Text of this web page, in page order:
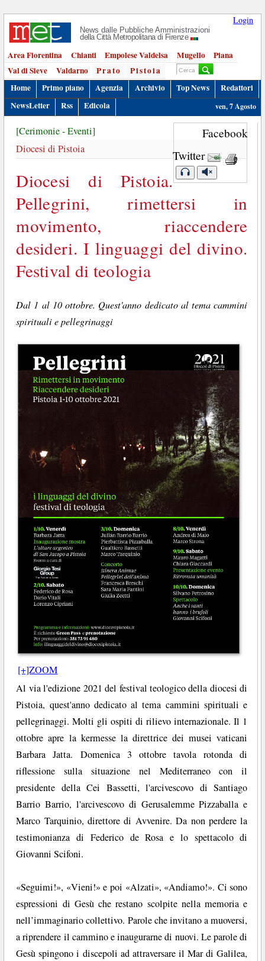
Login
News dalle Pubbliche Amministrazioni
della Città Metropolitana di Firenze
Area Fiorentina Chianti Empolese Valdelsa Mugello
Piana
Val di Sieve
Valdarno Prato
Pistoia
Home
Primo piano Agenzia Archivio Top News
Redattori
NewsLetter
Rss Edicola ven, 7 Agosto
Facebook
Twitter
[Cerimonie - Eventi]
Diocesi di Pistoia
Diocesi di Pistoia.
Pellegrini, rimettersi in
movimento, riaccendere
desideri. I linguaggi del divino.
Festival di teologia
Dal 1 al 10 ottobre. Quest'anno dedicato al tema cammini
spirituali e pellegrinaggi
[+]ZOOM
Al via l'edizione 2021 del festival teologico della diocesi di
Pistoia, quest'anno dedicato al tema cammini spirituali e
pellegrinaggi. Molti gli ospiti di rilievo internazionale. Il 1
ottobre apre la kermesse la direttrice dei musei vaticani
Barbara Jatta. Domenica 3 ottobre tavola rotonda di
riflessione sulla situazione nel Mediterraneo con il
presidente della Cei Bassetti, l'arcivescovo di Santiago
Barrio Barrio, l'arcivescovo di Gerusalemme Pizzaballa e
Marco Tarquinio, direttore di Avvenire. Da non perdere la
testimonianza di Federico de Rosa e lo spettacolo di
Giovanni Scifoni.
«Seguimi!», «Vieni!» e poi «Alzati», «Andiamo!». Ci sono
espressioni di Gesù che restano scolpite nella memoria e
nell’immaginario collettivo. Parole che invitano a muoversi,
a riprendere il cammino e inaugurarne di nuovi. Le parole di
Gesù spingono i discepoli ad attraversare il Mar di Galilea,